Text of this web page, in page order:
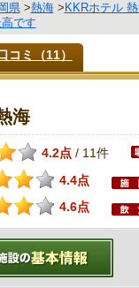
県>熱海> KKRホテル
です
口コミ（11）
海
4.2点 / 11件
4.4点
4.6点